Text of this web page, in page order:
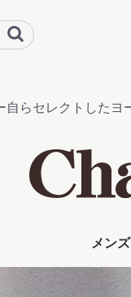
自らセレクトしたヨ
メンズ
アウタ
シャツ
Tシャツ
パンツ
グッズ